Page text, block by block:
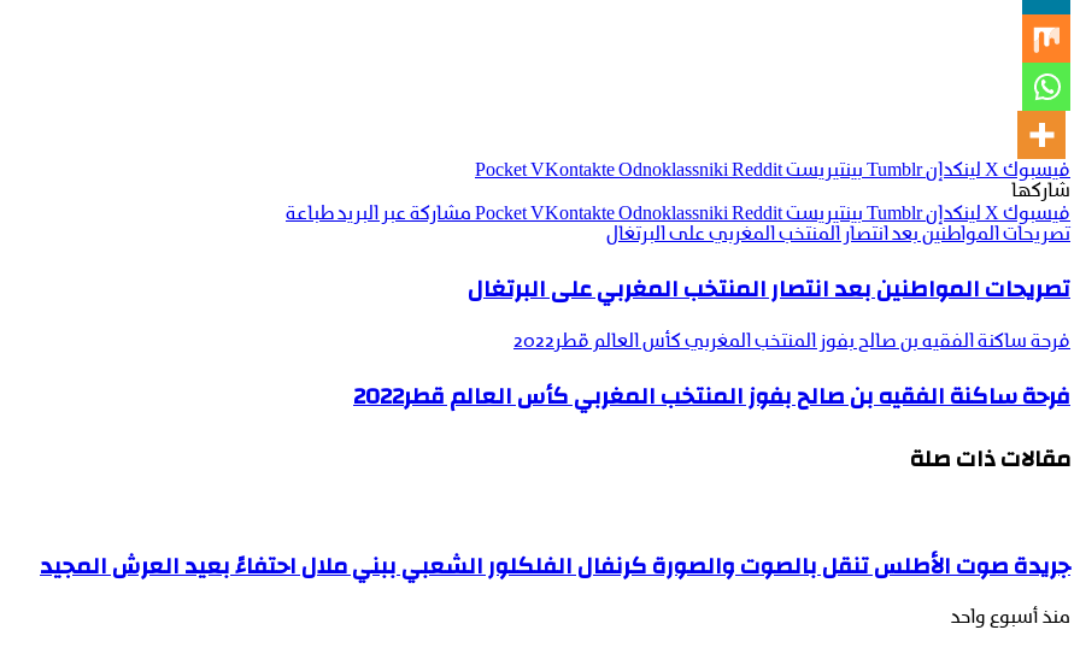
فيسبوك‫X لينكدإن بينتيريست Odnoklassniki
‫Pocket
شاركها
فيسبوك‫X لينكدإن بينتيريست Odnoklassniki
‫Pocket مشاركة عبر البريدطباعة
تصريحات المواطنين بعد انتصار المنتخب المغربي على البرتغال
تصريحات المواطنين بعد انتصار المنتخب المغربي على البرتغال
فرحة ساكنة الفقيه بن صالح بفوز المنتخب المغربي كأس العالم قطر2022
فرحة ساكنة الفقيه بن صالح بفوز المنتخب المغربي كأس العالم قطر2022
مقالات ذات صلة
جريدة صوت الأطلس تنقل بالصوت والصورة كرنفال الفلكلور الشعبي ببني ملال احتفاءً بعيد العرش المجيد
منذ أسبوع واحد